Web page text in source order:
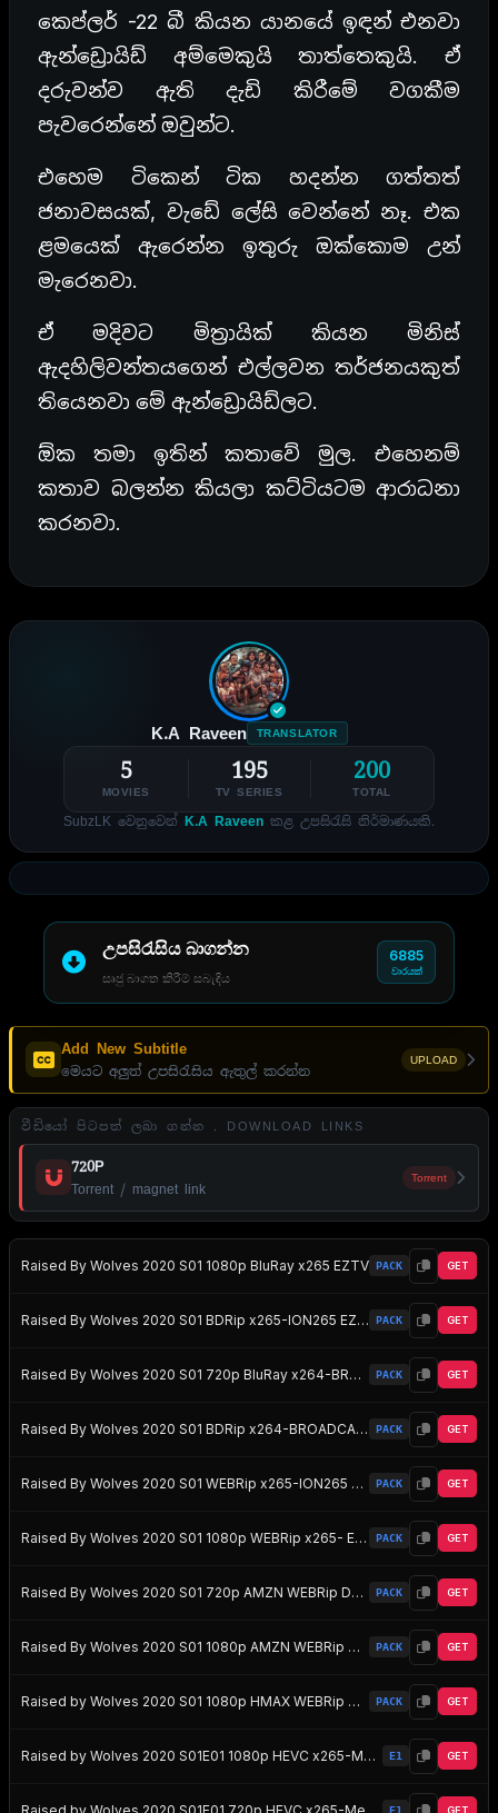
කෙප්ලර් -22 බී කියන යානයේ ඉඳන් එනවා
ඇන්ඩ්‍රොයිඩ් අම්මෙකුයි තාත්තෙකුයි. ඒ
දරුවන්ව ඇති දැඩි කිරීමේ වගකීම
පැවරෙන්නේ ඔවුන්ට.
එහෙම ටිකෙන් ටික හදන්න ගත්තත්
ජනාවසයක්, වැඩේ ලේසි වෙන්නේ නෑ. එක
ළමයෙක් ඇරෙන්න ඉතුරු ඔක්කොම උන්
මැරෙනවා.
ඒ මදිවට මිත්‍රායික් කියන මිනිස්
ඇදහිලිවන්තයගෙන් එල්ලවන තර්ජනයකුත්
තියෙනවා මේ ඇන්ඩ්‍රොයිඩ්ලට.
ඕක තමා ඉතින් කතාවේ මුල. එහෙනම්
කතාව බලන්න කියලා කට්ටියටම ආරාධනා
කරනවා.
K.A Raveen TRANSLATOR
5
MOVIES
195
TV SERIES
200
TOTAL
SubzLK වෙනුවෙන් K.A Raveen කළ උපසිරැසි නිර්මාණයකි.
උපසිරැසිය බාගන්න
සෘජු බාගත කිරීම් සබැඳිය
6885
වාරයක්
Add New Subtitle
මෙයට අලුත් උපසිරැසිය ඇතුල් කරන්න
UPLOAD
වීඩියෝ පිටපත් ලබා ගන්න . DOWNLOAD LINKS
720P
Torrent / magnet link
Torrent
Raised By Wolves 2020 S01 1080p BluRay x265 EZTV PACK GET
Raised By Wolves 2020 S01 BDRip x265-ION265 EZTV PACK GET
Raised By Wolves 2020 S01 720p BluRay x264-BROADCAST EZTV PACK GET
Raised By Wolves 2020 S01 BDRip x264-BROADCAST EZTV PACK GET
Raised By Wolves 2020 S01 WEBRip x265-ION265 EZTV PACK GET
Raised By Wolves 2020 S01 1080p WEBRip x265- EZTV PACK GET
Raised By Wolves 2020 S01 720p AMZN WEBRip DDP5 1 x264-FLUX EZTV PACK GET
Raised By Wolves 2020 S01 1080p AMZN WEBRip DDP5 1 x264-FLUX EZTV PACK GET
Raised by Wolves 2020 S01 1080p HMAX WEBRip DD5 1 x264-NTG EZTV PACK GET
Raised by Wolves 2020 S01E01 1080p HEVC x265-MeGusta EZTV E1 GET
E1 GET